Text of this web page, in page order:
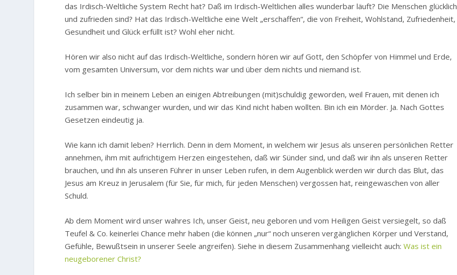
das Irdisch-Weltliche System Recht hat? Daß im Irdisch-Weltlichen alles wunderbar läuft? Die Menschen glücklich
und zufrieden sind? Hat das Irdisch-Weltliche eine Welt „erschaffen“, die von Freiheit, Wohlstand, Zufriedenheit,
Gesundheit und Glück erfüllt ist? Wohl eher nicht.
Hören wir also nicht auf das Irdisch-Weltliche, sondern hören wir auf Gott, den Schöpfer von Himmel und Erde,
vom gesamten Universum, vor dem nichts war und über dem nichts und niemand ist.
Ich selber bin in meinem Leben an einigen Abtreibungen (mit)schuldig geworden, weil Frauen, mit denen ich
zusammen war, schwanger wurden, und wir das Kind nicht haben wollten. Bin ich ein Mörder. Ja. Nach Gottes
Gesetzen eindeutig ja.
Wie kann ich damit leben? Herrlich. Denn in dem Moment, in welchem wir Jesus als unseren persönlichen Retter
annehmen, ihm mit aufrichtigem Herzen eingestehen, daß wir Sünder sind, und daß wir ihn als unseren Retter
brauchen, und ihn als unseren Führer in unser Leben rufen, in dem Augenblick werden wir durch das Blut, das
Jesus am Kreuz in Jerusalem (für Sie, für mich, für jeden Menschen) vergossen hat, reingewaschen von aller
Schuld.
Ab dem Moment wird unser wahres Ich, unser Geist, neu geboren und vom Heiligen Geist versiegelt, so daß
Teufel & Co. keinerlei Chance mehr haben (die können „nur“ noch unseren vergänglichen Körper und Verstand,
Gefühle, Bewußtsein in unserer Seele angreifen). Siehe in diesem Zusammenhang vielleicht auch:Was ist ein
neugeborener Christ?